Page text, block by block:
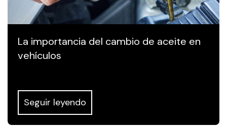
La importancia del cambio de aceite en
vehículos
Seguir leyendo